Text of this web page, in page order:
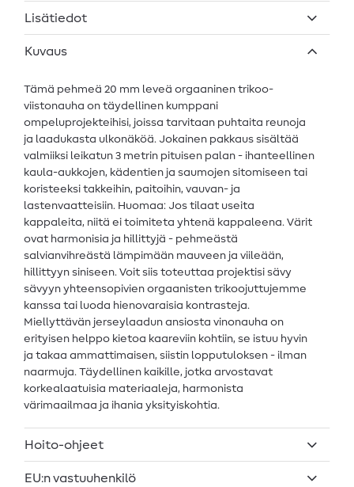
Lisätiedot
Kuvaus
Tämä pehmeä 20 mm leveä orgaaninen trikoo-
viistonauha on täydellinen kumppani
ompeluprojekteihisi, joissa tarvitaan puhtaita reunoja
ja laadukasta ulkonäköä. Jokainen pakkaus sisältää
valmiiksi leikatun 3 metrin pituisen palan - ihanteellinen
kaula-aukkojen, kädentien ja saumojen sitomiseen tai
koristeeksi takkeihin, paitoihin, vauvan- ja
lastenvaatteisiin. Huomaa: Jos tilaat useita
kappaleita, niitä ei toimiteta yhtenä kappaleena. Värit
ovat harmonisia ja hillittyjä - pehmeästä
salvianvihreästä lämpimään mauveen ja viileään,
hillittyyn siniseen. Voit siis toteuttaa projektisi sävy
sävyyn yhteensopivien orgaanisten trikoojuttujemme
kanssa tai luoda hienovaraisia kontrasteja.
Miellyttävän jerseylaadun ansiosta vinonauha on
erityisen helppo kietoa kaareviin kohtiin, se istuu hyvin
ja takaa ammattimaisen, siistin lopputuloksen - ilman
naarmuja. Täydellinen kaikille, jotka arvostavat
korkealaatuisia materiaaleja, harmonista
värimaailmaa ja ihania yksityiskohtia.
Hoito-ohjeet
EU:n vastuuhenkilö